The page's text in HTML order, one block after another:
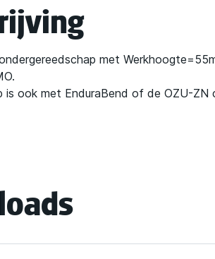
met
is ook met EnduraBend of de OZU-ZN